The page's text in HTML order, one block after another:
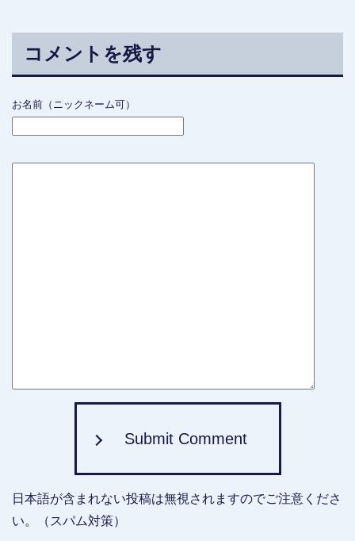
コメントを残す
お名前（ニックネーム可）
Submit Comment
日本語が含まれない投稿は無視されますのでご注意くださ
い。（スパム対策）